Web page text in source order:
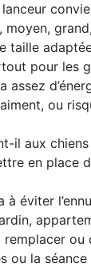
taille
pour les
assez
ou
il aux
en place
à éviter
ou
ou la